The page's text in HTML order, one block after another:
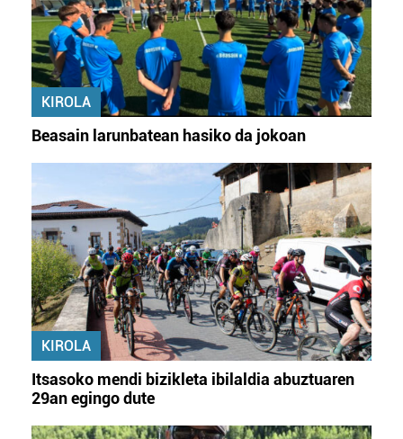
KIROLA
Beasain larunbatean hasiko da jokoan
KIROLA
Itsasoko mendi bizikleta ibilaldia abuztuaren
29an egingo dute